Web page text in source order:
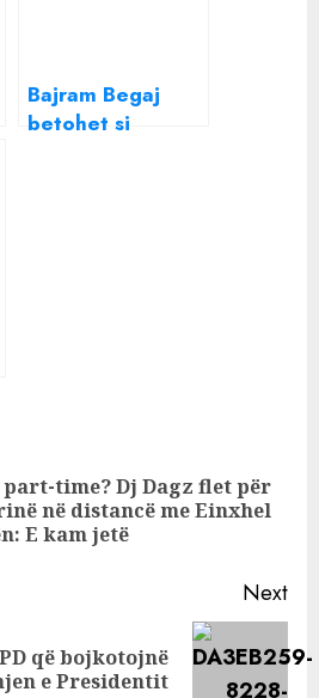
Bajram Begaj
betohet si
time? Dj Dagz flet për
në distancë me Einxhel
E kam jetë
Next
që bojkotojnë
e Presidentit